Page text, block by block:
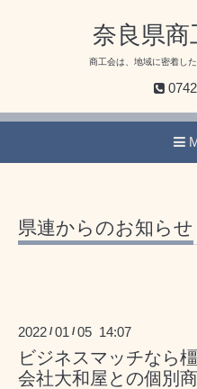
奈良県商
商工会は、地域に密着
県連からのお知らせ
2022 /01 /05 14:07
ビジネスマッチなら
会社大和屋との個別